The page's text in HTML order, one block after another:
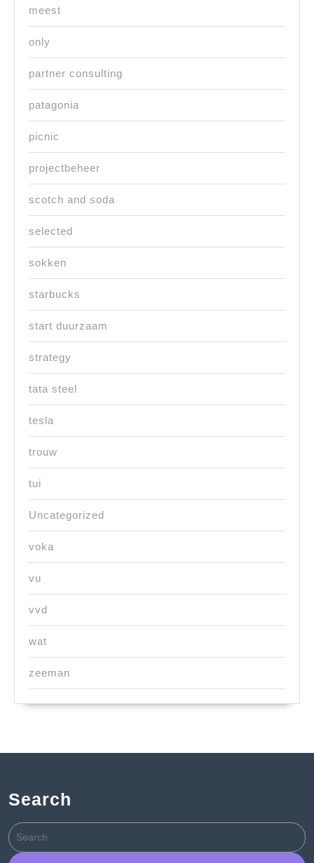
meest
only
partner consulting
patagonia
picnic
projectbeheer
scotch and soda
selected
sokken
starbucks
start duurzaam
strategy
tata steel
tesla
trouw
tui
Uncategorized
voka
vu
vvd
wat
zeeman
Search
Search
for: